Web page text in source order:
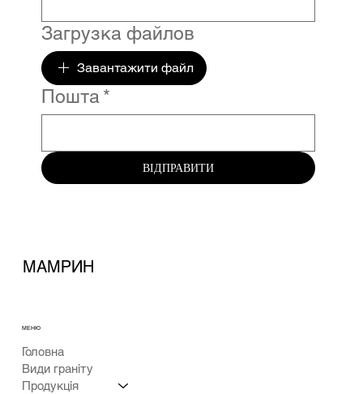
Загрузка файлов
Завантажити файл
Пошта*
ВІДПРАВИТИ
МАМРИН
Головна
Види граніту
Продукція
МЕНЮ